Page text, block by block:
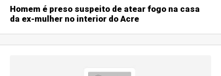
Homem é preso suspeito de atear fogo na casa
da ex-mulher no interior do Acre